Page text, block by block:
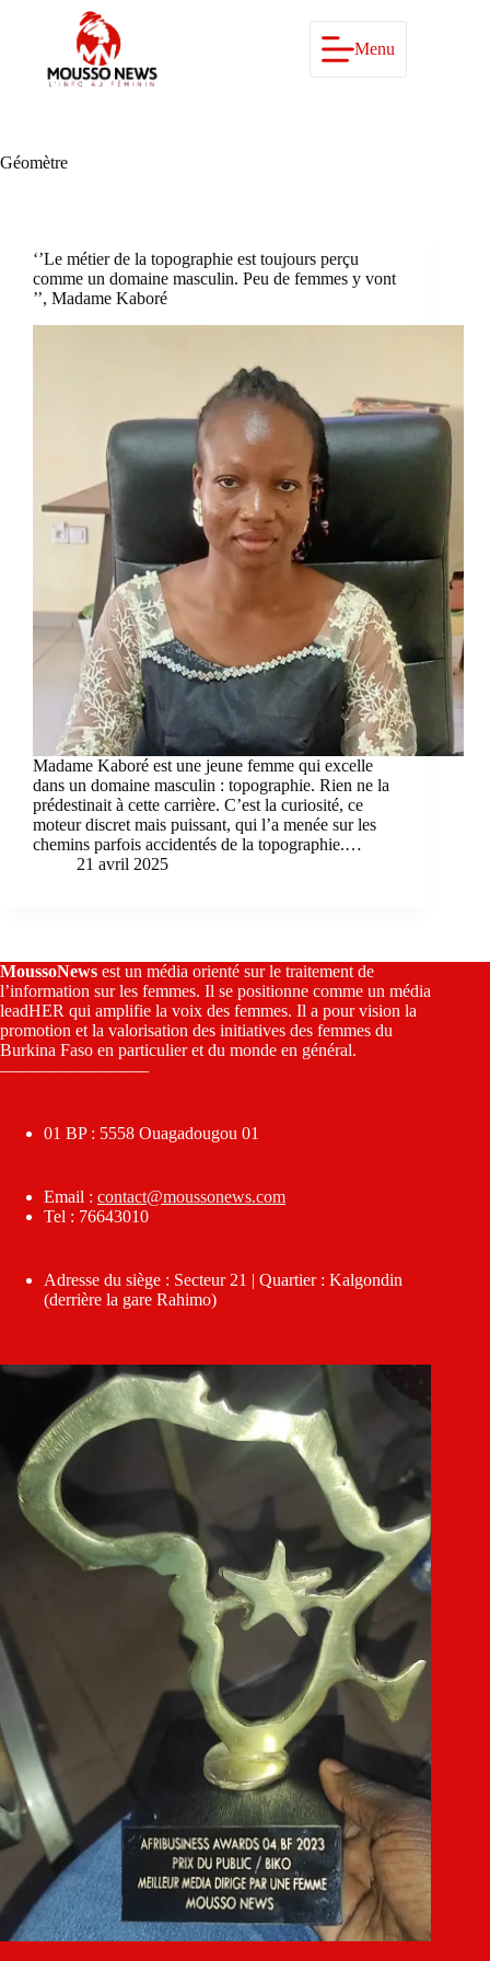
Menu
Géomètre
‘’Le métier de la topographie est toujours perçu
comme un domaine masculin. Peu de femmes y vont
’’, Madame Kaboré
Madame Kaboré est une jeune femme qui excelle
dans un domaine masculin : topographie. Rien ne la
prédestinait à cette carrière. C’est la curiosité, ce
moteur discret mais puissant, qui l’a menée sur les
chemins parfois accidentés de la topographie.…
21 avril 2025
MoussoNews est un média orienté sur le traitement de
l’information sur les femmes. Il se positionne comme un média
leadHER qui amplifie la voix des femmes. Il a pour vision la
promotion et la valorisation des initiatives des femmes du
Burkina Faso en particulier et du monde en général.
————————–
01 BP : 5558 Ouagadougou 01
Email : contact@moussonews.com
Tel : 76643010
Adresse du siège : Secteur 21 | Quartier : Kalgondin
(derrière la gare Rahimo)